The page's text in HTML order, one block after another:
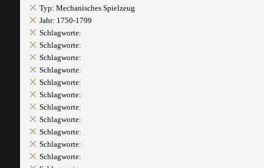
Typ: Mechanisches Spielzeug
Jahr: 1750-1799
Schlagworte:
Schlagworte:
Schlagworte:
Schlagworte:
Schlagworte:
Schlagworte:
Schlagworte:
Schlagworte:
Schlagworte:
Schlagworte:
Schlagworte: